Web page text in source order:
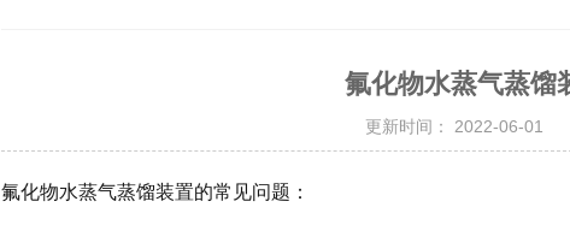
氟化物水蒸气蒸馏
更新时间： 2022-06-01
氟化物水蒸气蒸馏装置的常见问题：